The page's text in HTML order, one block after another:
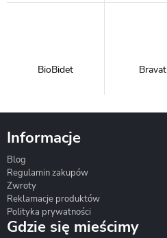
BioBidet Bravat
Informacje
Blog
Regulamin zakupów
Zwroty
Reklamacje produktów
Polityka prywatności
Gdzie się mieścimy